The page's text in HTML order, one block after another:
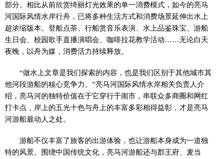
部分。相比从前欣赏绮丽灯光效果的单一消费模式，如今的亮马
河国际风情水岸行舟，已将多种生活方式和消费场景延伸出水上
超浓缩版本。登船点茶、行船赏音乐表演、水上品鉴珠宝、游船
生日会、校园歌手直播演唱会、咖啡拉花教学活动……无论白天
夜晚，以舟为媒，消费活力持续释放。
“做水上文章是我们探索的内容，也是我们区别于其他城市其
他河段游船的核心竞争力。”亮马河国际风情水岸相关负责人介
绍，亮马河的独特价值在于它穿行于闹市，串联众多商圈和网红
打卡点，岸上的五光十色与舟上的丰富多彩相得益彰，才是亮马
河游船最动人之处。
游船不仅丰富了旅客的出游体验，也让游船本身成为一道独
特的风景。围绕中国传统文化，亮马河游船还与郡王府、麦当